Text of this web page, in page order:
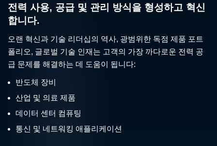
전력 사용, 공급 및 관리 방식을 형성하고 혁신
합니다.
오랜 혁신과 기술 리더십의 역사, 광범위한 독점 제품 포트
폴리오, 글로벌 기술 인재는 고객의 가장 까다로운 전력 공
급 문제를 해결하는 데 도움이 됩니다:
반도체 장비
산업 및 의료 제품
데이터 센터 컴퓨팅
통신 및 네트워킹 애플리케이션